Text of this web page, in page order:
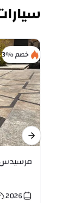
خصم %3
مرسيدس GLC200 2.0L I4
2026
slide
slide